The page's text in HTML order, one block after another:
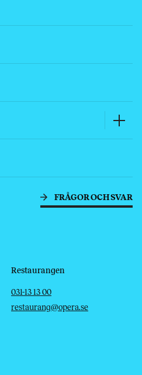
FRÅGOR OCH SVAR
Restaurangen
Telefon
031-13 13 00
E-post
restaurang@opera.se